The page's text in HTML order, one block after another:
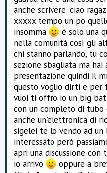
anche scrivere "ciao
xxxxx tempo un pò
insomma
è solo una
nella comunità così gli
chi stanno parlando, tu
sezione sbagliata ma hai
presentazione quindi il
questo voglio dirti e per
vuoi ti offro io un big
con un completo di tubo
anche un'elettronica di
sigelei te lo vendo ad un
interessato però
apri una discussione
io arrivo
oppure a